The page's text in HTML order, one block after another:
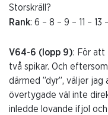
Storskräll?
Rank: 6 – 8 – 9 – 11 – 13
V64-6 (lopp 9): För att
två spikar. Och
därmed ”dyr”, väljer
övertygade väl inte
inledde lovande ifjol